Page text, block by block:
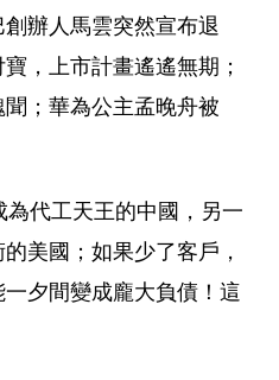
辦人馬雲突然宣布退
，上市計畫遙遙無期；
；華為公主孟晚舟被
代工天王的中國，另一
美國；如果少了客戶，
夕間變成龐大負債！這